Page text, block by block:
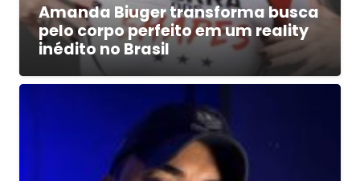
Amanda Biuger transforma busca
pelo corpo perfeito em um reality
inédito no Brasil